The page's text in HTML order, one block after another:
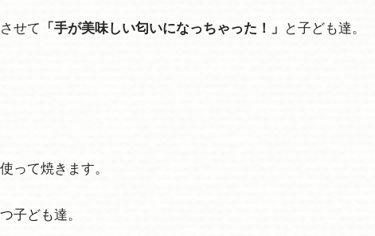
せて 「手が美味しい匂いになっちゃった！」 と子ども達。
って焼きます。
子ども達。